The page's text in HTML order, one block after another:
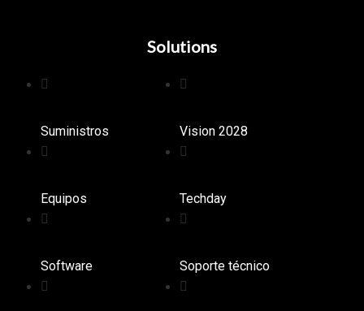
Solutions
Suministros
Equipos
Software
Vision 2028
Techday
Soporte técnico